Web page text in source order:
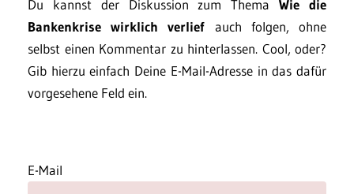
Du kannst der Diskussion zum ThemaWie die
Bankenkrise wirklich verlief auch folgen, ohne
selbst einen Kommentar zu hinterlassen. Cool, oder?
Gib hierzu einfach Deine E-Mail-Adresse in das dafür
vorgesehene Feld ein.
E-Mail